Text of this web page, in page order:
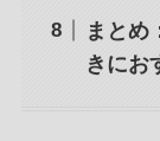
まとめ
きにお